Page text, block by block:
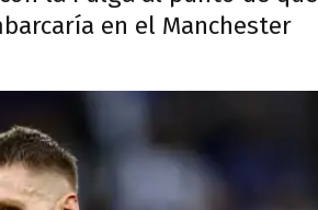
en el Manchester